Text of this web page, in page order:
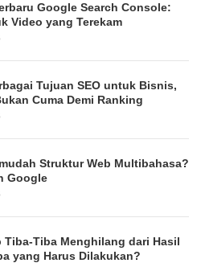
Google Search Console:
Video yang Terekam
Tujuan SEO untuk Bisnis,
Cuma Demi Ranking
Struktur Web Multibahasa?
Google
Tiba-Tiba Menghilang dari Hasil
yang Harus Dilakukan?